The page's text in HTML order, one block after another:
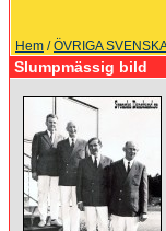
Hem /ÖVRIGA
Slumpmässig bild